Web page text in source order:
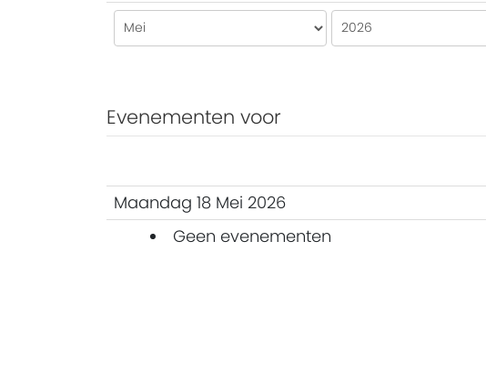
Evenementen voor
Maandag 18 Mei 2026
Geen evenementen